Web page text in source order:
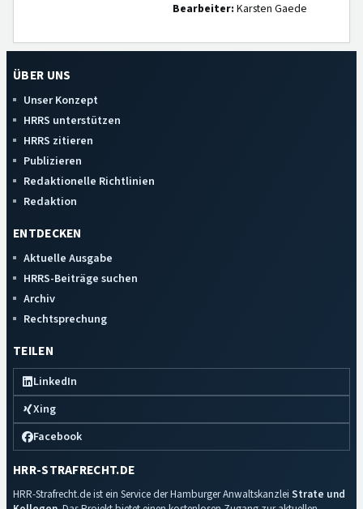
Bearbeiter: Karsten Gaede
ÜBER UNS
Unser Konzept
HRRS unterstützen
HRRS zitieren
Publizieren
Redaktionelle Richtlinien
Redaktion
ENTDECKEN
Aktuelle Ausgabe
HRRS-Beiträge suchen
Archiv
Rechtsprechung
TEILEN
LinkedIn
Xing
Facebook
HRR-STRAFRECHT.DE
HRR-Strafrecht.de ist ein Service der Hamburger Anwaltskanzlei Strate und